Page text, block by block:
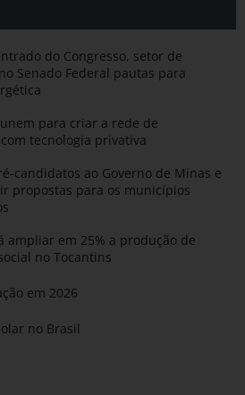
do Congresso, setor de
Senado Federal pautas para
unem para criar a rede de
tecnologia privativa
candidatos ao Governo de Minas e
propostas para os municípios
ampliar em 25% a produção de
no Tocantins
em 2026
no Brasil